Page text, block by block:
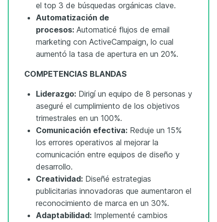
el top 3 de búsquedas orgánicas clave.
Automatización de
procesos: Automaticé flujos de email
marketing con ActiveCampaign, lo cual
aumentó la tasa de apertura en un 20%.
COMPETENCIAS BLANDAS
Liderazgo: Dirigí un equipo de 8 personas y
aseguré el cumplimiento de los objetivos
trimestrales en un 100%.
Comunicación efectiva: Reduje un 15%
los errores operativos al mejorar la
comunicación entre equipos de diseño y
desarrollo.
Creatividad: Diseñé estrategias
publicitarias innovadoras que aumentaron el
reconocimiento de marca en un 30%.
Adaptabilidad: Implementé cambios